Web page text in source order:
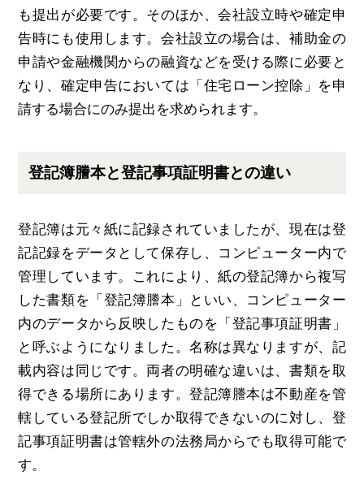
も提出が必要です。そのほか、会社設立時や確定申
告時にも使用します。会社設立の場合は、補助金の
申請や金融機関からの融資などを受ける際に必要と
なり、確定申告においては「住宅ローン控除」を申
請する場合にのみ提出を求められます。
登記簿謄本と登記事項証明書との違い
登記簿は元々紙に記録されていましたが、現在は登
記記録をデータとして保存し、コンピューター内で
管理しています。これにより、紙の登記簿から複写
した書類を「登記簿謄本」といい、コンピューター
内のデータから反映したものを「登記事項証明書」
と呼ぶようになりました。名称は異なりますが、記
載内容は同じです。両者の明確な違いは、書類を取
得できる場所にあります。登記簿謄本は不動産を管
轄している登記所でしか取得できないのに対し、登
記事項証明書は管轄外の法務局からでも取得可能で
す。